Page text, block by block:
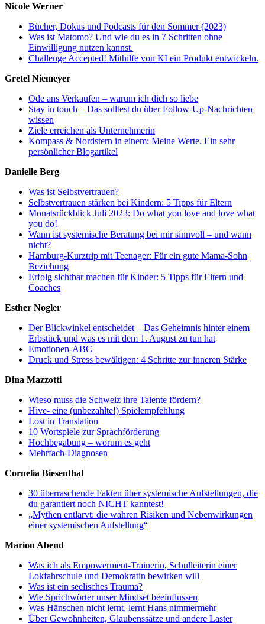
Nicole Werner
Bücher, Dokus und Podcasts für den Sommer (2023)
Was ist Matomo? Und wie du es in 7 Schritten ohne
Einwilligung nutzen kannst.
Challenge Accepted! Mithilfe von KI ein Produkt entwickeln.
Gretel Niemeyer
Ode ans Verkaufen – warum ich dich so liebe
Stay in touch – Das solltest du über Follow-Up-Nachrichten
wissen
Ziele erreichen als Unternehmerin
Kompass & Nordstern in einem: Meine Werte. Ein sehr
persönlicher Blogartikel
Danielle Berg
Was ist Selbstvertrauen?
Selbstvertrauen stärken bei Kindern: 5 Tipps für Eltern
Monatsrückblick Juli 2023: Do what you love and love what
you do!
Wann ist systemische Beratung bei mir sinnvoll – und wann
nicht?
Hamburg-Kurztrip mit Teenager: Für ein gute Mama-Sohn
Beziehung
Erfolg sichtbar machen für Kinder: 5 Tipps für Eltern und
Coaches
Esther Nogler
Der Blickwinkel entscheidet – Das Geheimnis hinter einem
Erbstück und was es mit dem 1. August zu tun hat
Emotionen-ABC
Druck und Stress bewältigen: 4 Schritte zur inneren Stärke
Dina Mazzotti
Wieso muss die Schweiz ihre Talente fördern?
Hive- eine (unbezahlte!) Spielempfehlung
Lost in Translation
10 Wortspiele zur Sprachförderung
Hochbegabung – worum es geht
Mehrfach-Diagnosen
Cornelia Biesenthal
30 überraschende Fakten über systemische Aufstellungen, die
du garantiert noch NICHT kanntest!
„Mythen entlarvt: die wahren Risiken und Nebenwirkungen
einer systemischen Aufstellung“
Marion Abend
Was ich als Empowerment-Trainerin, Schulleiterin einer
Lokfahrschule und Demokratin bewirken will
Was ist ein seelisches Trauma?
Wie Sprichwörter unser Mindset beeinflussen
Was Hänschen nicht lernt, lernt Hans nimmermehr
Über Gewohnheiten, Glaubenssätze und andere Laster